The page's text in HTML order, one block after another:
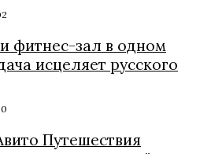
фитнес-зал в одном
исцеляет русского
Путешествия